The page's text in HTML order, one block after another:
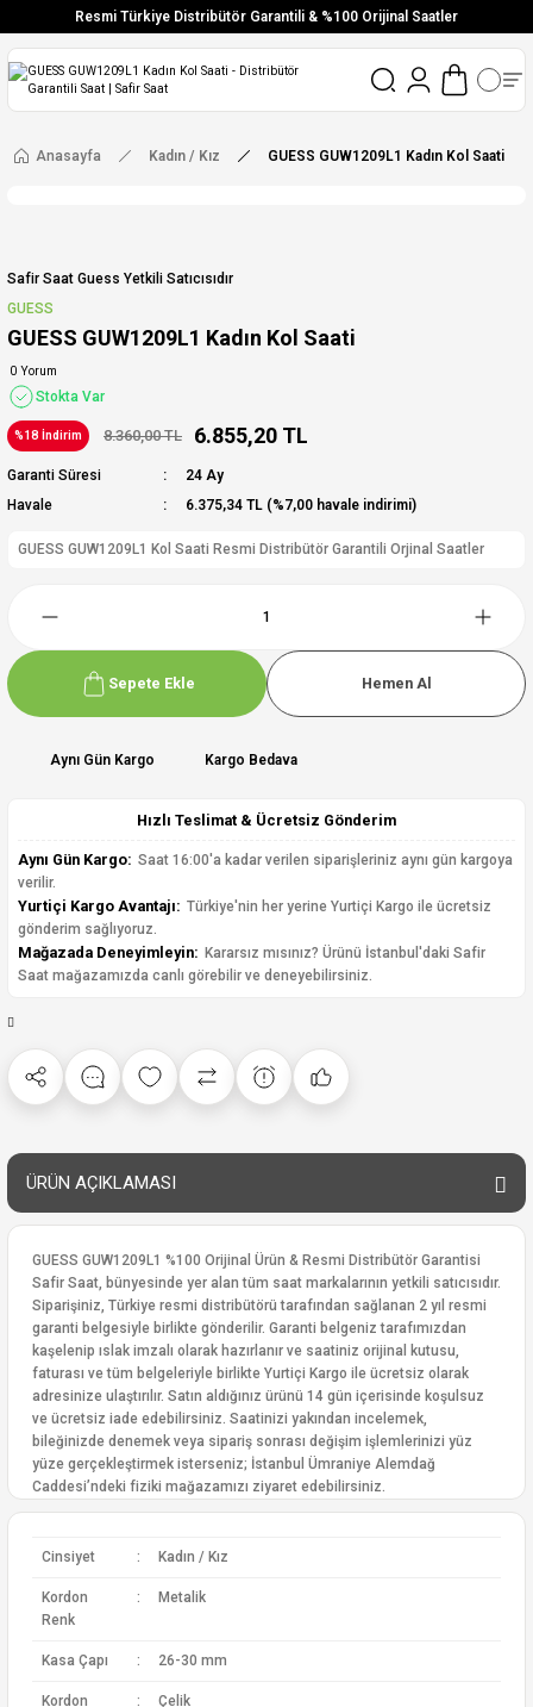
Resmi Türkiye Distribütör Garantili & %100 Orijinal Saatler
Vade Farksız 6 Taksit
Ücretsiz Kargo
Anasayfa Kadın / Kız GUESS GUW1209L1 Kadın Kol Saati
Safir Saat Guess Yetkili Satıcısıdır
GUESS
GUESS GUW1209L1 Kadın Kol Saati
0 Yorum
Stokta Var
%18 İndirim 8.360,00 TL 6.855,20 TL
Garanti Süresi
24 Ay
Havale
6.375,34 TL (%7,00 havale indirimi)
GUESS GUW1209L1 Kol Saati Resmi Distribütör Garantili Orjinal Saatler
Sepete Ekle Hemen Al
Aynı Gün Kargo Kargo Bedava
Hızlı Teslimat & Ücretsiz Gönderim
Aynı Gün Kargo: Saat 16:00'a kadar verilen siparişleriniz aynı gün kargoya
verilir.
Yurtiçi Kargo Avantajı: Türkiye'nin her yerine Yurtiçi Kargo ile ücretsiz
gönderim sağlıyoruz.
Mağazada Deneyimleyin: Kararsız mısınız? Ürünü İstanbul'daki Safir
Saat mağazamızda canlı görebilir ve deneyebilirsiniz.
ÜRÜN AÇIKLAMASI
GUESS GUW1209L1 %100 Orijinal Ürün & Resmi Distribütör Garantisi
Safir Saat, bünyesinde yer alan tüm saat markalarının yetkili satıcısıdır.
Siparişiniz, Türkiye resmi distribütörü tarafından sağlanan 2 yıl resmi
garanti belgesiyle birlikte gönderilir. Garanti belgeniz tarafımızdan
kaşelenip ıslak imzalı olarak hazırlanır ve saatiniz orijinal kutusu,
faturası ve tüm belgeleriyle birlikte Yurtiçi Kargo ile ücretsiz olarak
adresinize ulaştırılır. Satın aldığınız ürünü 14 gün içerisinde koşulsuz
ve ücretsiz iade edebilirsiniz. Saatinizi yakından incelemek,
bileğinizde denemek veya sipariş sonrası değişim işlemlerinizi yüz
yüze gerçekleştirmek isterseniz; İstanbul Ümraniye Alemdağ
Caddesi’ndeki fiziki mağazamızı ziyaret edebilirsiniz.
Cinsiyet : Kadın / Kız
Kordon
Renk
: Metalik
Kasa Çapı : 26-30 mm
Kordon
: Çelik